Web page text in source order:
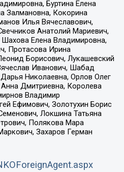
Буртина Елена
Залмановна, Кокорина
Илья Вячеславович,
Анатолий Мариевич,
Елена Владимировна,
Протасова Ирина
Борисович, Лукашевский
Иванович, Шабад
Николаевна, Орлов Олег
Дмитриевна, Королева
Владимир
Ефимович, Золотухин Борис
Локшина Татьяна
Полякова Мара
Захаров Герман